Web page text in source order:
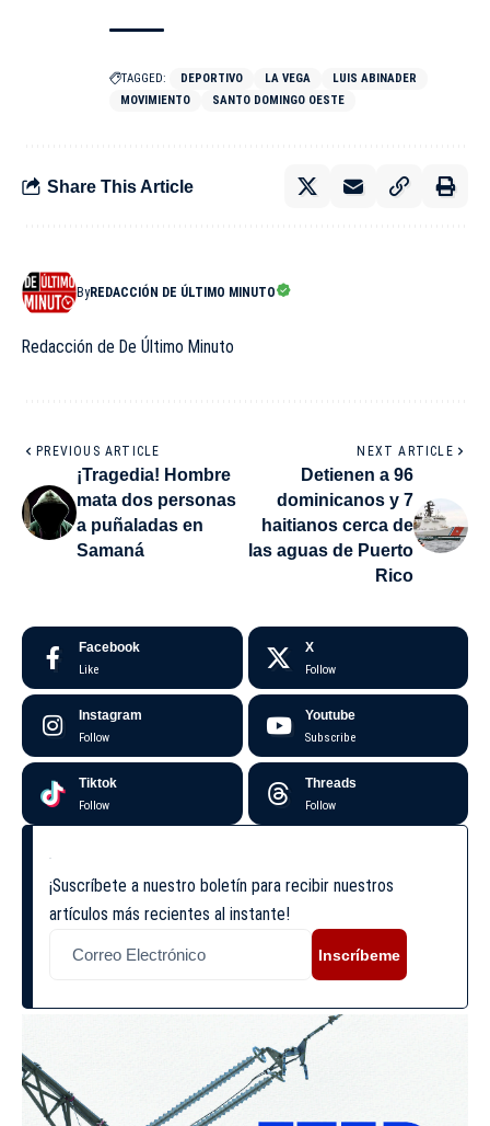
TAGGED: DEPORTIVO LA VEGA
LUIS ABINADER
MOVIMIENTO
SANTO DOMINGO OESTE
Share This Article
ByREDACCIÓN DE ÚLTIMO MINUTO
Redacción de De Último Minuto
PREVIOUS ARTICLE
¡Tragedia! Hombre
mata dos personas
a puñaladas en
Samaná
NEXT ARTICLE
Detienen a 96
dominicanos y 7
haitianos cerca de
las aguas de Puerto
Rico
Facebook
Like
X
Follow
Instagram
Follow
Youtube
Subscribe
Tiktok
Follow
Threads
Follow
¡Suscríbete a nuestro boletín para recibir nuestros
artículos más recientes al instante!
Inscríbeme